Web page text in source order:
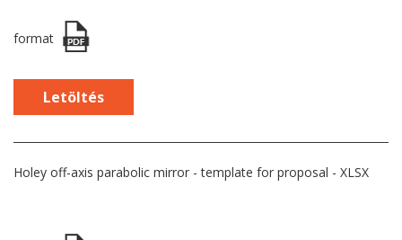
format
Letöltés
Holey off-axis parabolic mirror - template for proposal - XLSX